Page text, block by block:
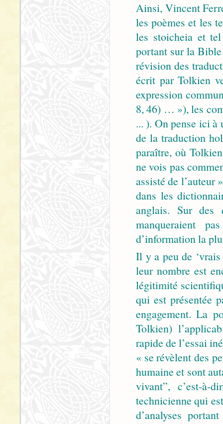
Ainsi, Vincent
les poèmes et les
les stoicheia et tel
portant sur la
révision des
écrit par Tolkien
expression
8, 46) … »), les
... ). On pense ici à
de la traduction
paraître, où
ne vois pas
assisté de l’auteur
dans les
anglais. Sur des
manqueraient
d’information la
Il y a peu de
leur nombre est
légitimité
qui est présentée
engagement. La
Tolkien)
rapide de l’essai
« se révèlent des
humaine et sont
vivant”, c’est-
technicienne qui
d’analyses